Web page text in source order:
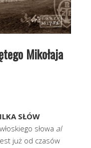
Mikołaja
SŁÓW
słowa al
już od czasów